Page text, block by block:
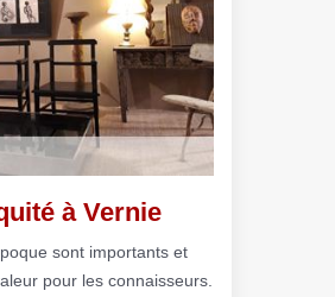
à Vernie
sont importants et
pour les connaisseurs.